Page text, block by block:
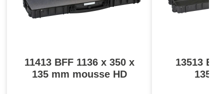
11413 BFF 1136 x 350 x
135 mm mousse HD
13513 E
135